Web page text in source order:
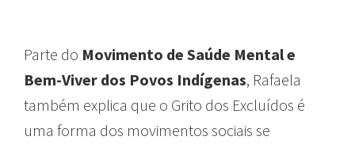
Parte do Movimento de Saúde Mental e
Bem-Viver dos Povos Indígenas, Rafaela
também explica que o Grito dos Excluídos é
uma forma dos movimentos sociais se